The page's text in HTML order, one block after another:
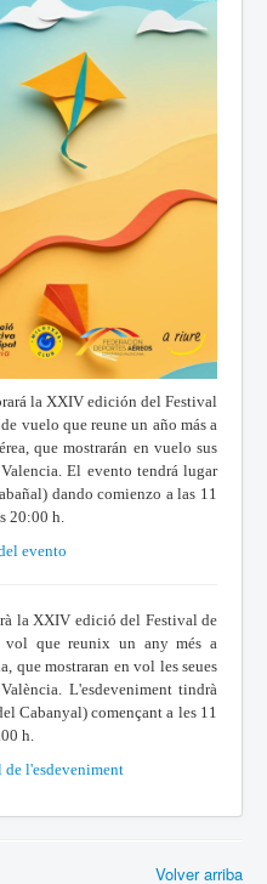
la XXIV edición del Festival
vuelo que reune un año más a
que mostrarán en vuelo sus
El evento tendrá lugar
dando comienzo a las 11
20:00 h.
evento
la XXIV edició del Festival de
vol que reunix un any més a
que mostraran en vol les seues
L'esdeveniment tindrà
Cabanyal) començant a les 11
h.
de l'esdeveniment
Volver arriba